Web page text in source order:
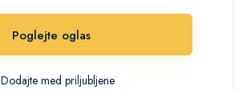
Poglejte oglas
Dodajte med priljubljene